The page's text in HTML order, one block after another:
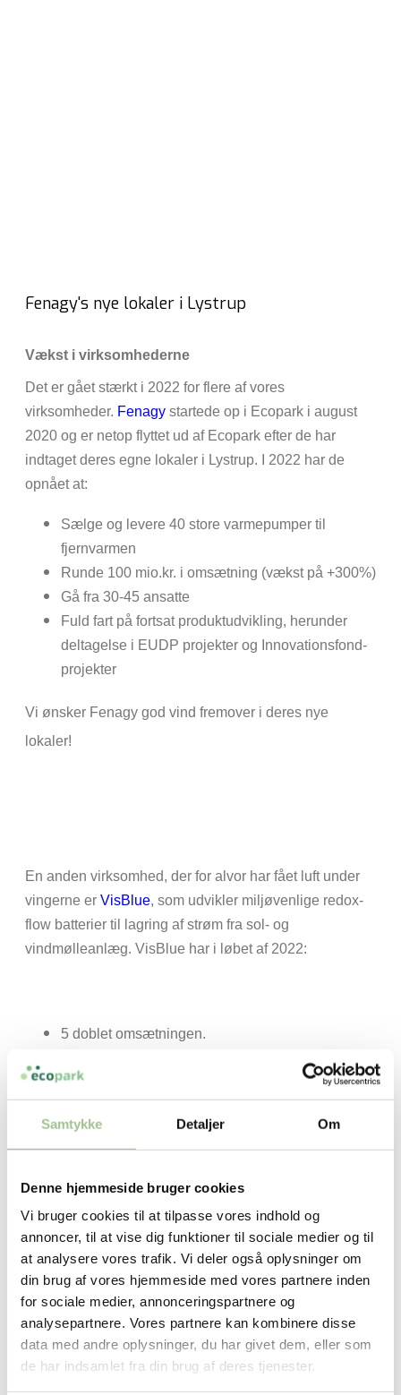
Samtykke Detaljer Om
Denne hjemmeside bruger cookies
Vi bruger cookies til at tilpasse vores indhold og
annoncer, til at vise dig funktioner til sociale medier og til
at analysere vores trafik. Vi deler også oplysninger om
din brug af vores hjemmeside med vores partnere inden
for sociale medier, annonceringspartnere og
analysepartnere. Vores partnere kan kombinere disse
data med andre oplysninger, du har givet dem, eller som
de har indsamlet fra din brug af deres tjenester.
Fenagy's nye lokaler i Lystrup
Vækst i virksomhederne
Det er gået stærkt i 2022 for flere af vores
virksomheder. Fenagy startede op i Ecopark i august
2020 og er netop flyttet ud af Ecopark efter de har
indtaget deres egne lokaler i Lystrup. I 2022 har de
opnået at:
Sælge og levere 40 store varmepumper til
fjernvarmen
Runde 100 mio.kr. i omsætning (vækst på +300%)
Gå fra 30-45 ansatte
Fuld fart på fortsat produktudvikling, herunder
deltagelse i EUDP projekter og Innovationsfond-
projekter
Vi ønsker Fenagy god vind fremover i deres nye
lokaler!
En anden virksomhed, der for alvor har fået luft under
vingerne er VisBlue, som udvikler miljøvenlige redox-
flow batterier til lagring af strøm fra sol- og
vindmølleanlæg. VisBlue har i løbet af 2022:
5 doblet omsætningen.
Pr. 1/1
23 er arealet 3-doblet
Ansat 7 nye medarbejdere
Udarbejdet en Life Cycle Analysis på deres
batteri